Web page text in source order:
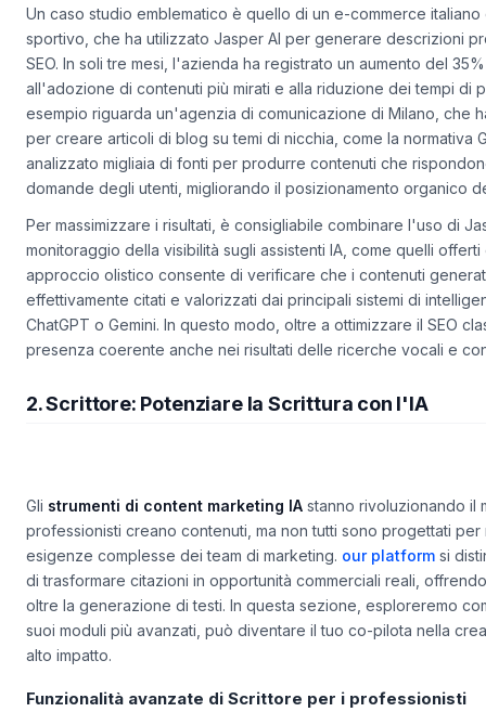
Un caso studio emblematico è quello di un e-commerce
sportivo, che ha utilizzato Jasper AI per generare descrizioni
SEO. In soli tre mesi, l'azienda ha registrato un aumento del
all'adozione di contenuti più mirati e alla riduzione dei tempi di
esempio riguarda un'agenzia di comunicazione di Milano, che
per creare articoli di blog su temi di nicchia, come la normativa
analizzato migliaia di fonti per produrre contenuti che
domande degli utenti, migliorando il posizionamento organico
Per massimizzare i risultati, è consigliabile combinare l'uso di
monitoraggio della visibilità sugli assistenti IA, come quelli
approccio olistico consente di verificare che i contenuti
effettivamente citati e valorizzati dai principali sistemi di
ChatGPT o Gemini. In questo modo, oltre a ottimizzare il SEO
presenza coerente anche nei risultati delle ricerche vocali e
2. Scrittore: Potenziare la Scrittura con l'IA
Glistrumenti di content marketing IAstanno rivoluzionando il
professionisti creano contenuti, ma non tutti sono progettati
esigenze complesse dei team di marketing.our platformsi
di trasformare citazioni in opportunità commerciali reali,
oltre la generazione di testi. In questa sezione, esploreremo
suoi moduli più avanzati, può diventare il tuo co-pilota nella